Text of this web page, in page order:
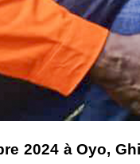
2024 à Oyo,